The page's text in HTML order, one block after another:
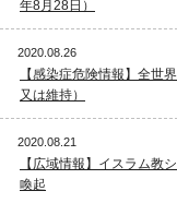
年8月28日）
2020.08.26
【感染症危険情報】全世
又は維持）
2020.08.21
【広域情報】イスラム教
喚起